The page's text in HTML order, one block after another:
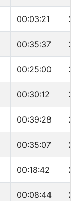
00:03:21
00:35:37
00:25:00
00:30:12
00:39:28
00:35:07
00:18:42
00:08:44